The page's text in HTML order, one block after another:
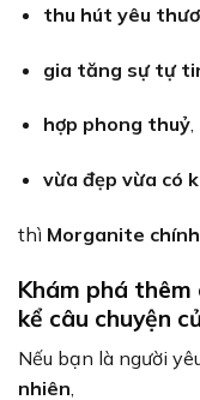
thu hút yêu
gia tăng sự tự
hợp phong thuỷ,
vừa đẹp vừa có
thì Morganite
Khám phá thêm
kể câu chuyện
Nếu bạn là người
nhiên,